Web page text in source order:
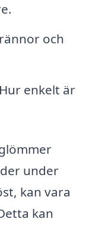
och
Hur enkelt är
under
kan vara
kan